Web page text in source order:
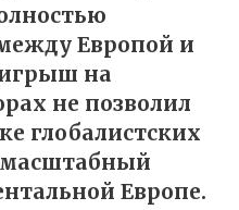
Европой и
на
не позволил
глобалистских
Европе.